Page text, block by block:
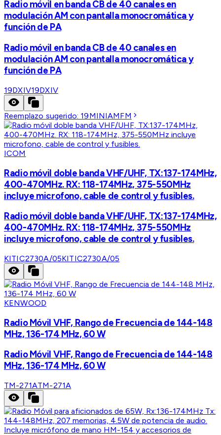
Radio móvil en banda CB de 40 canales en
modulación AM con pantalla monocromática y
función de PA
Radio móvil en banda CB de 40 canales en
modulación AM con pantalla monocromática y
función de PA
19DXIV19DXIV
Reemplazo sugerido: 19MINIAMFM
ICOM
Radio móvil doble banda VHF/UHF, TX:137-174MHz,
400-470MHz. RX: 118-174MHz, 375-550MHz
incluye microfono, cable de control y fusibles.
Radio móvil doble banda VHF/UHF, TX:137-174MHz,
400-470MHz. RX: 118-174MHz, 375-550MHz
incluye microfono, cable de control y fusibles.
KITIC2730A/05KITIC2730A/05
KENWOOD
Radio Móvil VHF, Rango de Frecuencia de 144-148
MHz, 136-174 MHz, 60 W
Radio Móvil VHF, Rango de Frecuencia de 144-148
MHz, 136-174 MHz, 60 W
TM-271ATM-271A